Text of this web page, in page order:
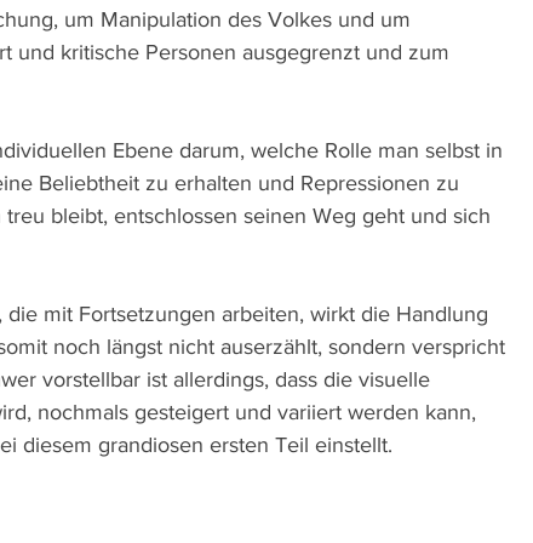
um Manipulation des Volkes und um
und kritische Personen ausgegrenzt und zum
Ebene darum, welche Rolle man selbst in
Beliebtheit zu erhalten und Repressionen zu
bleibt, entschlossen seinen Weg geht und sich
mit Fortsetzungen arbeiten, wirkt die Handlung
noch längst nicht auserzählt, sondern verspricht
vorstellbar ist allerdings, dass die visuelle
nochmals gesteigert und variiert werden kann,
diesem grandiosen ersten Teil einstellt.